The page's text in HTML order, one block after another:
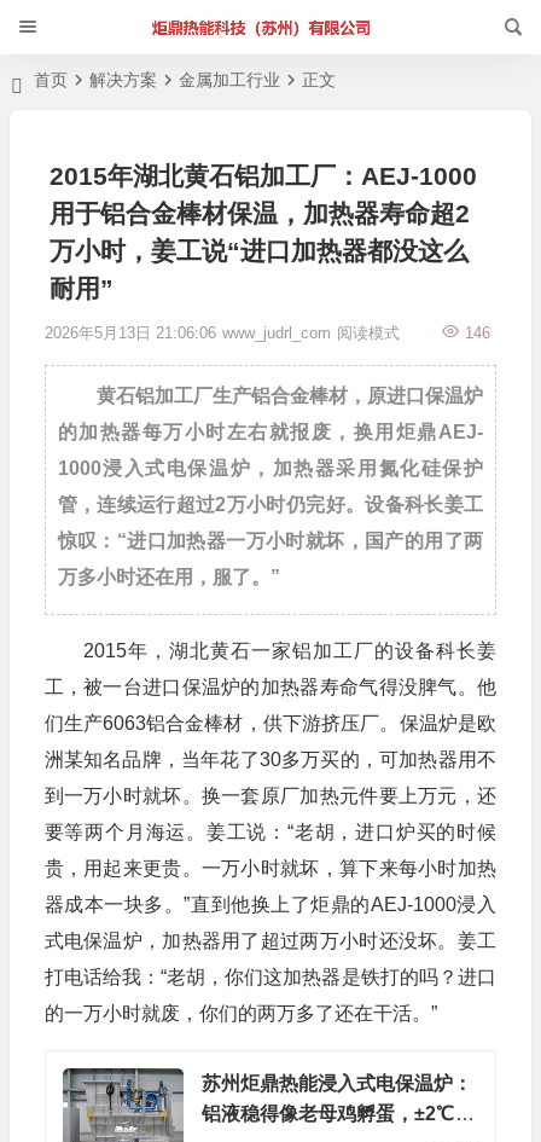
首页 解决方案 金属加工行业 正文
2015年湖北黄石铝加工厂：AEJ-1000
用于铝合金棒材保温，加热器寿命超2
万小时，姜工说“进口加热器都没这么
耐用”
2026年5月13日 21:06:06 www_judrl_com 146
阅读模式
黄石铝加工厂生产铝合金棒材，原进口保温炉
的加热器每万小时左右就报废，换用炬鼎AEJ-
1000浸入式电保温炉，加热器采用氮化硅保护
管，连续运行超过2万小时仍完好。设备科长姜工
惊叹：“进口加热器一万小时就坏，国产的用了两
万多小时还在用，服了。”
2015年，湖北黄石一家铝加工厂的设备科长姜
工，被一台进口保温炉的加热器寿命气得没脾气。他
们生产6063铝合金棒材，供下游挤压厂。保温炉是欧
洲某知名品牌，当年花了30多万买的，可加热器用不
到一万小时就坏。换一套原厂加热元件要上万元，还
要等两个月海运。姜工说：“老胡，进口炉买的时候
贵，用起来更贵。一万小时就坏，算下来每小时加热
器成本一块多。”直到他换上了炬鼎的AEJ-1000浸入
式电保温炉，加热器用了超过两万小时还没坏。姜工
打电话给我：“老胡，你们这加热器是铁打的吗？进口
的一万小时就废，你们的两万多了还在干活。”
苏州炬鼎热能浸入式电保温炉：
铝液稳得像老母鸡孵蛋，±2℃精